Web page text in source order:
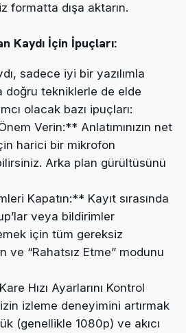
formatta dışa aktarın.
Kaydı İçin İpuçları:
sadece iyi bir yazılımla
doğru tekniklerle de elde
olacak bazı ipuçları:
Verin:** Anlatımınızın net
harici bir mikrofon
Arka plan gürültüsünü
Kapatın:** Kayıt sırasında
veya bildirimler
için tüm gereksiz
ve “Rahatsız Etme” modunu
Hızı Ayarlarını Kontrol
izleme deneyimini artırmak
(genellikle 1080p) ve akıcı